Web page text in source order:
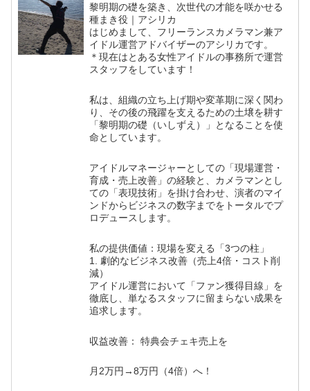
黎明期の礎を築き、次世代の才能を咲かせる
種まき役｜アシリカ
はじめまして、フリーランスカメラマン兼ア
イドル運営アドバイザーのアシリカです。
＊現在はとある女性アイドルの事務所で運営
スタッフをしています！
私は、組織の立ち上げ期や変革期に深く関わ
り、その後の飛躍を支えるための土壌を耕す
「黎明期の礎（いしずえ）」となることを使
命としています。
アイドルマネージャーとしての「現場運営・
育成・売上改善」の経験と、カメラマンとし
ての「表現技術」を掛け合わせ、演者のマイ
ンドからビジネスの数字までをトータルでプ
ロデュースします。
私の提供価値：現場を変える「3つの柱」
1. 劇的なビジネス改善（売上4倍・コスト削
減）
アイドル運営において「ファン獲得目線」を
徹底し、単なるスタッフに留まらない成果を
追求します。
収益改善： 特典会チェキ売上を
月2万円→8万円（4倍）へ！